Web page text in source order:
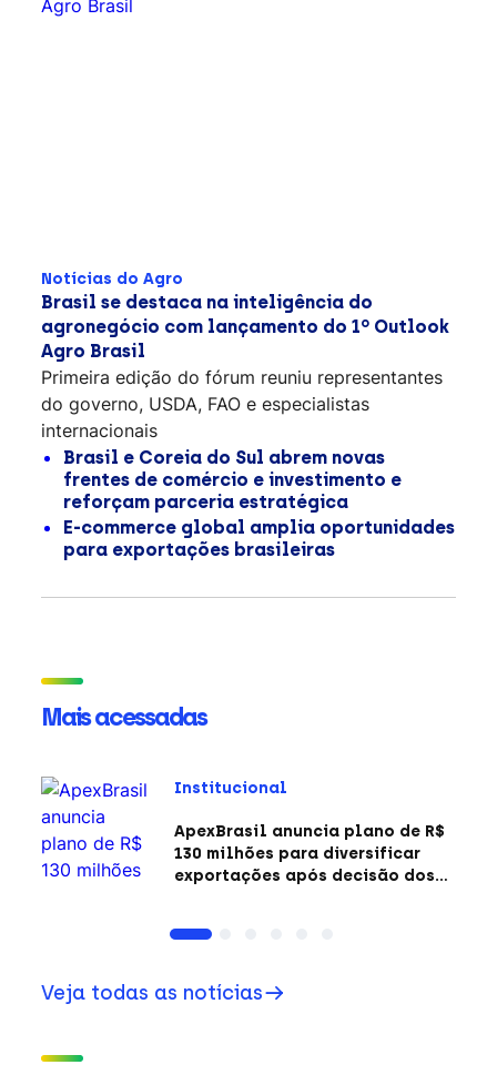
Notícias do Agro
Brasil se destaca na inteligência do
agronegócio com lançamento do 1º Outlook
Agro Brasil
Primeira edição do fórum reuniu representantes
do governo, USDA, FAO e especialistas
internacionais
Brasil e Coreia do Sul abrem novas
frentes de comércio e investimento e
reforçam parceria estratégica
E-commerce global amplia oportunidades
para exportações brasileiras
Mais acessadas
Institucional
ApexBrasil anuncia plano de R$
130 milhões para diversificar
exportações após decisão dos
Veja todas as notícias